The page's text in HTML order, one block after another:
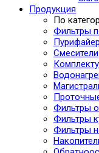
Продукция
По
Фильтры
Смесители
Фильтры
Фильтры
Фильтры